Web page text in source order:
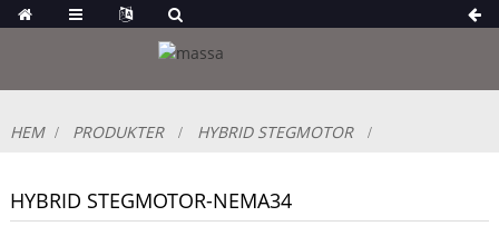
HEM PRODUKTER HYBRID STEGMOTOR
HYBRID STEGMOTOR-NEMA34